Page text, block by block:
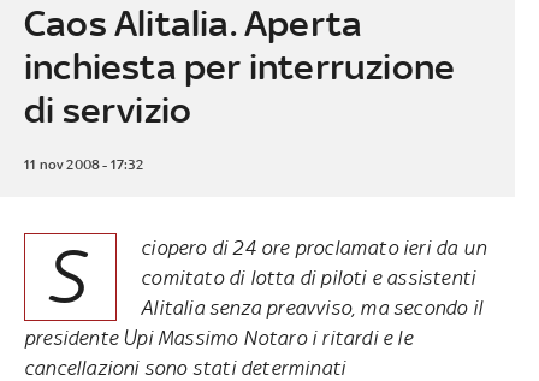
Caos Alitalia. Aperta
inchiesta per interruzione
di servizio
11 nov 2008 - 17:32
S
ciopero di 24 ore proclamato ieri da un
comitato di lotta di piloti e assistenti
Alitalia senza preavviso, ma secondo il
presidente Upi Massimo Notaro i ritardi e le
cancellazioni sono stati determinati